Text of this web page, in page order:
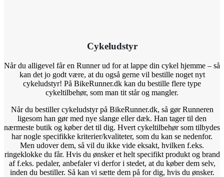
Cykeludstyr
Når du alligevel får en Runner ud for at lappe din cykel hjemme – så
kan det jo godt være, at du også gerne vil bestille noget nyt
cykeludstyr! På BikeRunner.dk kan du bestille flere type
cykeltilbehør, som man tit står og mangler.
Når du bestiller cykeludstyr på BikeRunner.dk, så gør Runneren
ligesom han gør med nye slange eller dæk. Han tager til den
nærmeste butik og køber det til dig. Hvert cykeltilbehør som tilbydes
har nogle specifikke kriterier/kvaliteter, som du kan se nedenfor.
Men udover dem, så vil du ikke vide eksakt, hvilken f.eks.
ringeklokke du får. Hvis du ønsker et helt specifikt produkt og brand
af f.eks. pedaler, anbefaler vi derfor i stedet, at du køber dem selv,
inden du bestiller. Så kan vi sætte dem på for dig, hvis du ønsker.